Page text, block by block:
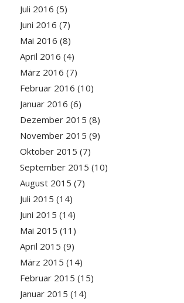
Juli 2016 (5)
Juni 2016 (7)
Mai 2016 (8)
April 2016 (4)
März 2016 (7)
Februar 2016 (10)
Januar 2016 (6)
Dezember 2015 (8)
November 2015 (9)
Oktober 2015 (7)
September 2015 (10)
August 2015 (7)
Juli 2015 (14)
Juni 2015 (14)
Mai 2015 (11)
April 2015 (9)
März 2015 (14)
Februar 2015 (15)
Januar 2015 (14)